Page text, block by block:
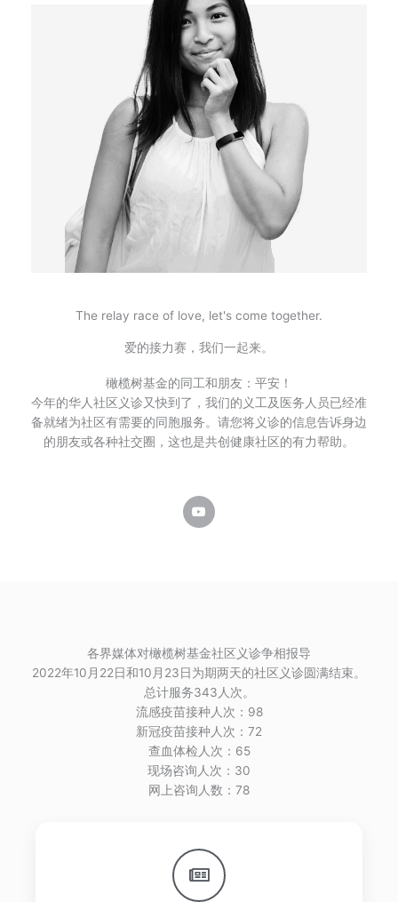
The relay race of love, let's come together.
爱的接力赛，我们一起来。
橄榄树基金的同工和朋友：平安！
今年的华人社区义诊又快到了，我们的义工及医务人员已经准
备就绪为社区有需要的同胞服务。请您将义诊的信息告诉身边
的朋友或各种社交圈， 这也是共创健康社区的有力帮助。
o
u
t
u
各界媒体对橄榄树基金社区义诊争相报导
2022年10月22日和10月23日为期两天的社区义诊圆满结束。
总计服务343人次。
流感疫苗接种人次：98
新冠疫苗接种人次：72
查血体检人次：65
现场咨询人次：30
网上咨询人数：78